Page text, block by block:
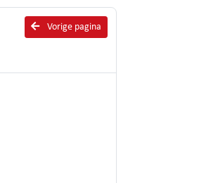
Vorige pagina